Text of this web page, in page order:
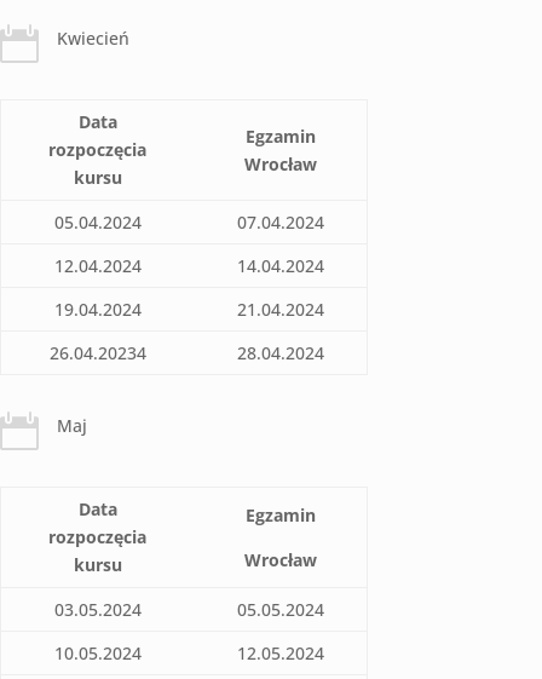
 Kwiecień
Data
rozpoczęcia
kursu
Egzamin
Wrocław
05.04.2024
07.04.2024
12.04.2024
14.04.2024
19.04.2024
21.04.2024
26.04.20234
28.04.2024
 Maj
Data
rozpoczęcia
kursu
Egzamin
Wrocław
03.05.2024
05.05.2024
10.05.2024
12.05.2024